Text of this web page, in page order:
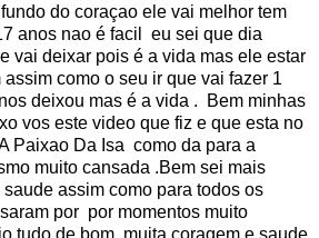
do coraçao ele vai melhor tem
anos nao é facil eu sei que dia
vai deixar pois é a vida mas ele estar
como o seu ir que vai fazer 1
deixou mas é a vida . Bem minhas
vos este video que fiz e que esta no
Paixao Da Isa como da para a
muito cansada .Bem sei mais
assim como para todos os
por por momentos muito
tudo de bom muita coragem e saude